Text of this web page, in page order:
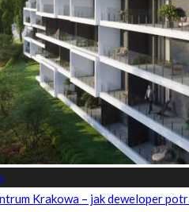
Krakowa – jak deweloper